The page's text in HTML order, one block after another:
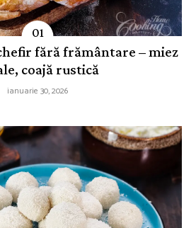
fără frământare – miez
coajă rustică
ianuarie 30, 2026